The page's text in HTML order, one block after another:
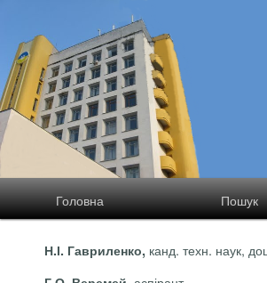
Головна Пошук
Н.І. Гавриленко, канд. техн. наук,